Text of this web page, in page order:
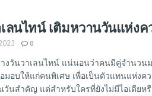
ลนไทน์ เติมหวานวันแห่งค
0
างวันวาเลนไทน์ แน่นอนว่าคนมีคู่จำนวน
มอบให้แก่คนพิเศษ เพื่อเป็นตัวแทนแห่งค
วันสำคัญ แต่สำหรับใครที่ยังไม่มีไอเดียห